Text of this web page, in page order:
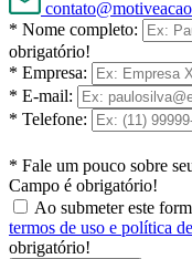
* Nome completo:
obrigatório!
* Empresa:
* E-mail:
* Telefone:
* Fale um pouco sobre
Campo é obrigatório!
Ao submeter este
termos de uso e política
obrigatório!